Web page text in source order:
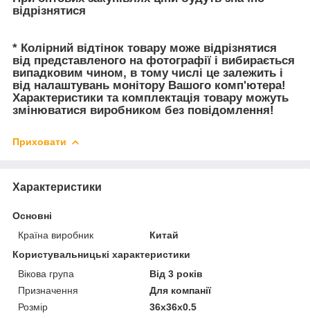
відрізнятися
* Колірний відтінок товару може відрізнятися
від представленого на фотографії і вибирається
випадковим чином, в тому числі це залежить і
від налаштувань монітору Вашого комп'ютера!
Характеристики та комплектація товару можуть
змінюватися виробником без повідомлення!
Приховати
Характеристики
Основні
Країна виробник
Китай
Користувальницькі характеристики
Вікова група
Від 3 років
Призначення
Для компанії
Розмір
36x36x0.5